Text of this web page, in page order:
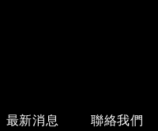
最新消息 聯絡我們